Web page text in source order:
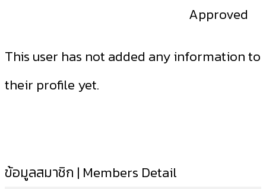
Approved
This user has not added any information to
their profile yet.
ข้อมูลสมาชิก | Members Detail